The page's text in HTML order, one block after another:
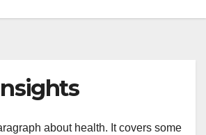
about health. It covers some